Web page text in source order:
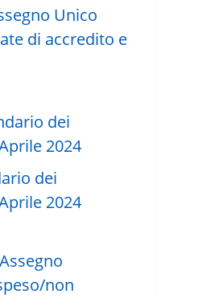
Unico
di accredito e
dei
2024